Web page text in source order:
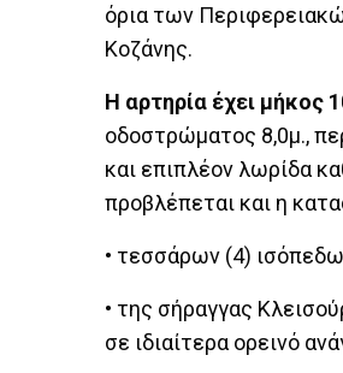
όρια των
Κοζάνης.
Η αρτηρία έχει μήκος
οδοστρώματος 8,0μ.,
και επιπλέον λωρίδα
προβλέπεται και η
• τεσσάρων (4)
• της σήραγγας
σε ιδιαίτερα ορεινό